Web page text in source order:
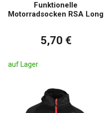
Funktionelle
Motorradsocken RSA Long
5,70 €
auf Lager